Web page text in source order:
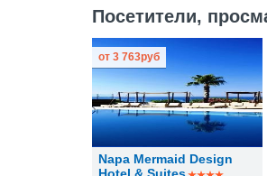
Посетители,
Napa Mermaid Design
от 3 763руб